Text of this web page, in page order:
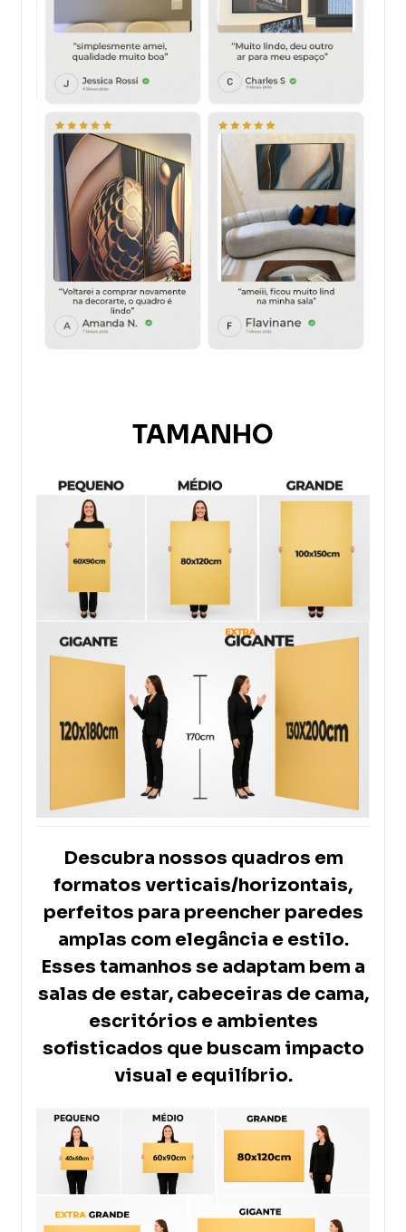
TAMANHO
Descubra nossos quadros em
formatos verticais/horizontais,
perfeitos para preencher paredes
amplas com elegância e estilo.
Esses tamanhos se adaptam bem a
salas de estar, cabeceiras de cama,
escritórios e ambientes
sofisticados que buscam impacto
visual e equilíbrio.